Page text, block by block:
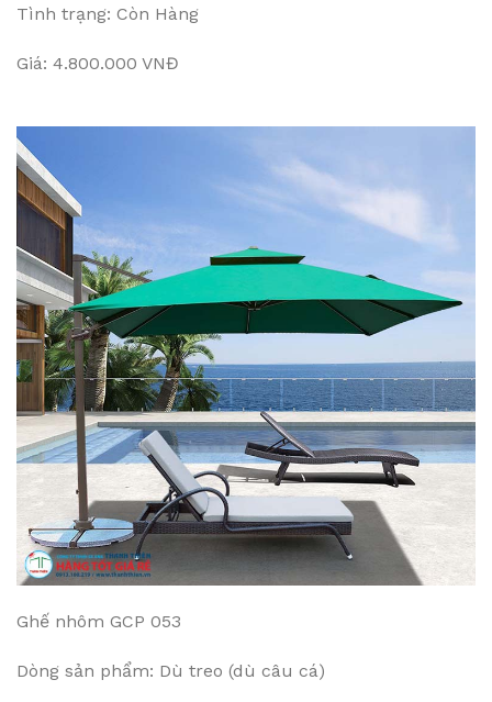
Tình trạng: Còn Hàng
Giá: 4.800.000 VNĐ
Ghế nhôm GCP 053
Dòng sản phẩm: Dù treo (dù câu cá)